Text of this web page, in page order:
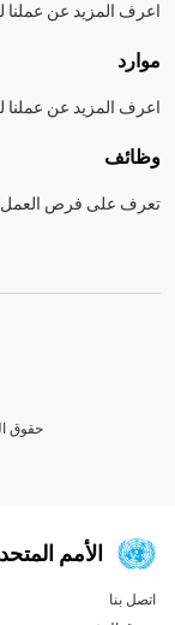
اعرف المزيد عن عملنا
موارد
اعرف المزيد عن عملنا
وظائف
تعرف على فرص العمل
حقوق الملكية ©
الأمم
Global U.N. menu
اتصل بنا